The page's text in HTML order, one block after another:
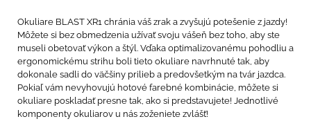
Okuliare BLAST XR1 chránia váš zrak a zvyšujú potešenie z jazdy!
Môžete si bez obmedzenia užívať svoju vášeň bez toho, aby ste
museli obetovať výkon a štýl. Vďaka optimalizovanému pohodliu a
ergonomickému strihu boli tieto okuliare navrhnuté tak, aby
dokonale sadli do väčšiny prilieb a predovšetkým na tvár jazdca.
Pokiaľ vám nevyhovujú hotové farebné kombinácie, môžete si
okuliare poskladať presne tak, ako si predstavujete! Jednotlivé
komponenty okuliarov u nás zoženiete zvlášť!